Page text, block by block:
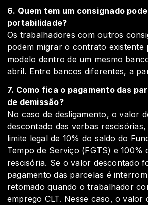
6. Quem tem um consignado
portabilidade?
Os trabalhadores com outros
podem migrar o contrato existente
modelo dentro de um mesmo
abril. Entre bancos diferentes, a
7. Como fica o pagamento das
de demissão?
No caso de desligamento, o valor
descontado das verbas
limite legal de 10% do saldo do
Tempo de Serviço (FGTS) e 100%
rescisória. Se o valor descontado
pagamento das parcelas é
retomado quando o trabalhador
emprego CLT. Nesse caso, o valor